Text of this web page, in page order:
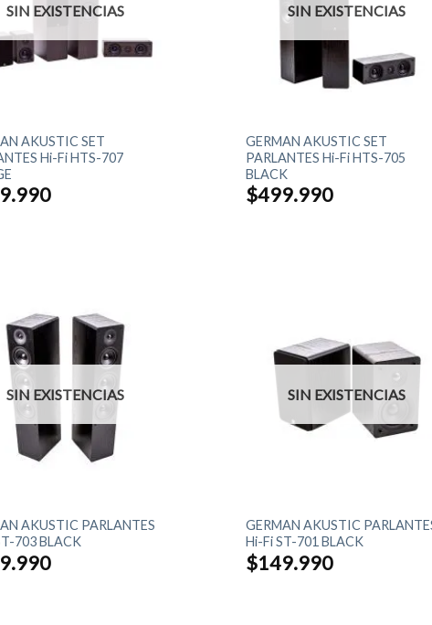
SIN EXISTENCIAS
AKUSTIC SET
Hi-Fi HTS-707
SIN EXISTENCIAS
GERMAN AKUSTIC SET
PARLANTES Hi-Fi HTS-705
BLACK
$499.990
SIN EXISTENCIAS
AKUSTIC PARLANTES
703 BLACK
SIN EXISTENCIAS
GERMAN AKUSTIC
Hi-Fi ST-701 BLACK
$149.990